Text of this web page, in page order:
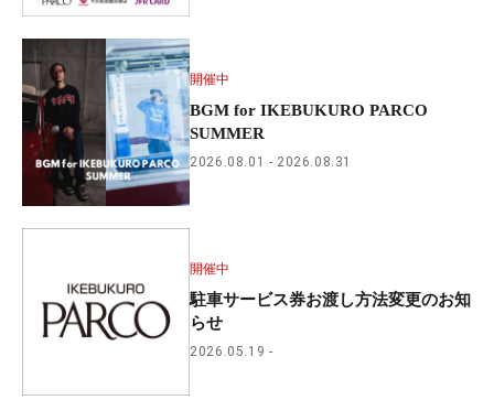
開催中
BGM for IKEBUKURO PARCO
SUMMER
2026.08.01 2026.08.31
開催中
駐車サービス券お渡し方法変更のお知
らせ
2026.05.19